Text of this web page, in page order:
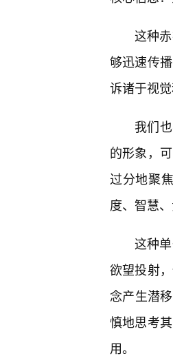
这种
够迅速传
诉诸于视
我们
的形象，
过分地聚
度、智慧、
这种
欲望投射
念产生潜
慎地思考
用。